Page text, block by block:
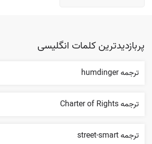
پربازدیدترین کلمات انگلیسی
ترجمه humdinger
ترجمه Charter of Rights
ترجمه street-smart